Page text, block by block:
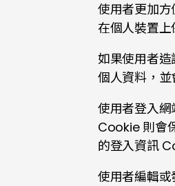
使用者更加
在個人裝置上
如果使用者
個人資料，並
使用者登入
Cookie 則會
的登入資訊
使用者編輯